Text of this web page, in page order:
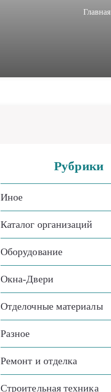
Главная
Рубрики
Иное
Каталог организаций
Оборудование
Окна-Двери
Отделочные материалы
Разное
Ремонт и отделка
Строительная техника